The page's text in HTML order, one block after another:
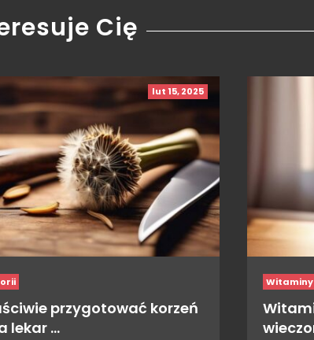
Cię
lut 15, 2025
przygotować korzeń
lekar …
Witaminy